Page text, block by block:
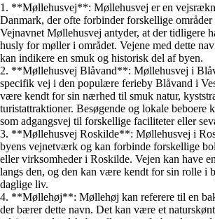
1. **Møllehusvej**: Møllehusvej er en
Danmark, der ofte forbinder forskellige områder
Vejnavnet Møllehusvej antyder, at der tidligere
husly for møller i området. Vejene med dette
kan indikere en smuk og historisk del af byen.
2. **Møllehusvej Blåvand**: Møllehusvej i
specifik vej i den populære ferieby Blåvand i
være kendt for sin nærhed til smuk natur,
turistattraktioner. Besøgende og lokale beboere
som adgangsvej til forskellige faciliteter eller
3. **Møllehusvej Roskilde**: Møllehusvej i
byens vejnetværk og kan forbinde forskellige
eller virksomheder i Roskilde. Vejen kan have
langs den, og den kan være kendt for sin rolle i
daglige liv.
4. **Møllehøj**: Møllehøj kan referere til en
der bærer dette navn. Det kan være et